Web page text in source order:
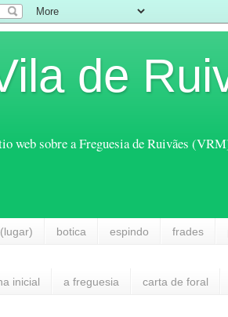
de
web sobre a Freguesia de Ruivães
botica espindo frades
inicial a freguesia carta de foral